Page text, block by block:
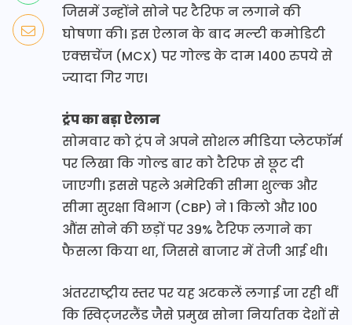
जिसमें उन्होंने सोने पर टैरिफ न लगाने की
घोषणा की। इस ऐलान के बाद मल्टी कमोडिटी
एक्सचेंज (MCX) पर गोल्ड के दाम 1400 रुपये से
ज्यादा गिर गए।
ट्रंप का बड़ा ऐलान
सोमवार को ट्रंप ने अपने सोशल मीडिया प्लेटफॉर्म
पर लिखा कि गोल्ड बार को टैरिफ से छूट दी
जाएगी। इससे पहले अमेरिकी सीमा शुल्क और
सीमा सुरक्षा विभाग (CBP) ने 1 किलो और 100
औंस सोने की छड़ों पर 39% टैरिफ लगाने का
फैसला किया था, जिससे बाजार में तेजी आई थी।
अंतरराष्ट्रीय स्तर पर यह अटकलें लगाई जा रही थीं
कि स्विट्जरलैंड जैसे प्रमुख सोना निर्यातक देशों से